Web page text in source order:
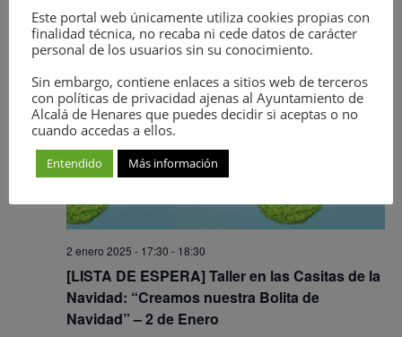
Henares, Madrid, España
Gratuito
JUE
2
[LISTA DE ESPERA] Taller en las Casitas de la
Navidad: “Creamos nuestra Bolita de
Navidad” – 2 de Enero
2 enero 2025 - 17:30 - 18:30
Este portal web únicamente utiliza cookies propias con
finalidad técnica, no recaba ni cede datos de carácter
personal de los usuarios sin su conocimiento.
Sin embargo, contiene enlaces a sitios web de terceros
con políticas de privacidad ajenas al Ayuntamiento de
Alcalá de Henares que puedes decidir si aceptas o no
cuando accedas a ellos.
Entendido Más información